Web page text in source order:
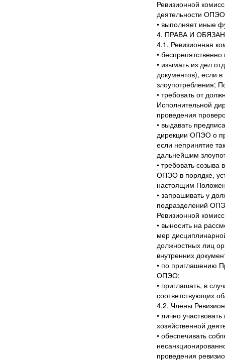
Ревизионной
деятельности
• выполняет иные
4. ПРАВА И
4.1. Ревизионная
•
• изымать из дел
документов), если
злоупотребления;
• требовать от
Исполнительной
проведения
• выдавать
дирекции ОПЭО о
если непринятие
дальнейшим
• требовать
ОПЭО в порядке,
настоящим
• запрашивать у
подразделений
Ревизионной
• выносить на
мер
должностных лиц
внутренних
• по приглашению
ОПЭО;
• приглашать, в
соответствующих
4.2. Члены
• лично
хозяйственной
• обеспечивать
проведения